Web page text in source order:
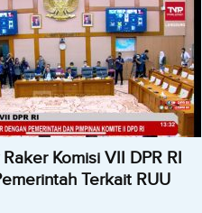
Komisi VII DPR RI
Terkait RUU